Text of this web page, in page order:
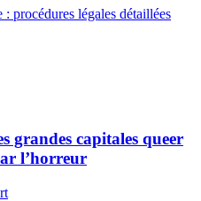
procédures légales détaillées
grandes capitales queer
l’horreur